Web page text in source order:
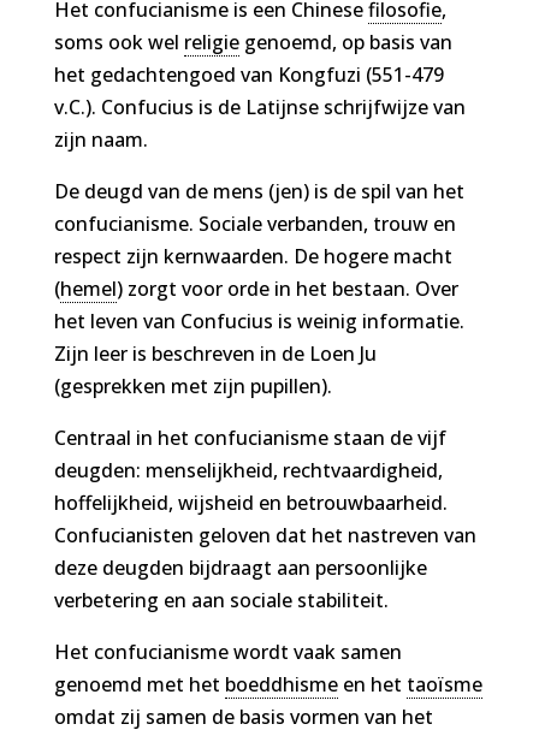
Het confucianisme is een Chinesefilosofie,
soms ook wel religiegenoemd, op basis van
het gedachtengoed van Kongfuzi (551-479
v.C.). Confucius is de Latijnse schrijfwijze van
zijn naam.
De deugd van de mens (jen) is de spil van het
confucianisme. Sociale verbanden, trouw en
respect zijn kernwaarden. De hogere macht
(hemel) zorgt voor orde in het bestaan. Over
het leven van Confucius is weinig informatie.
Zijn leer is beschreven in de Loen Ju
(gesprekken met zijn pupillen).
Centraal in het confucianisme staan de vijf
deugden: menselijkheid, rechtvaardigheid,
hoffelijkheid, wijsheid en betrouwbaarheid.
Confucianisten geloven dat het nastreven van
deze deugden bijdraagt aan persoonlijke
verbetering en aan sociale stabiliteit.
Het confucianisme wordt vaak samen
genoemd met het boeddhismeen het taoïsme
omdat zij samen de basis vormen van het